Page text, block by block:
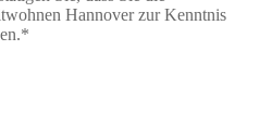
Hannover zur Kenntnis